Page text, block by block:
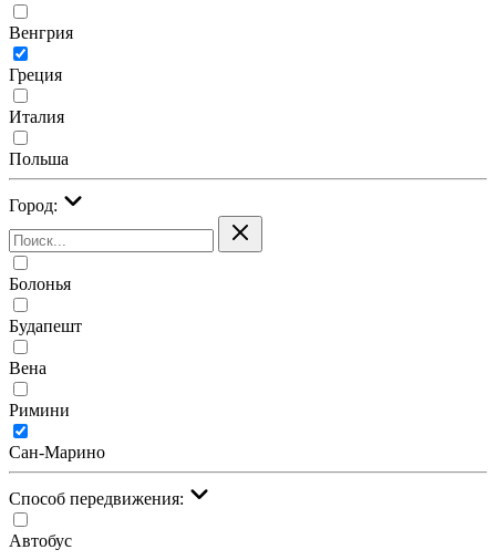
Венгрия
Греция
Италия
Польша
Город:
Болонья
Будапешт
Вена
Римини
Сан-Марино
Cпособ передвижения:
Автобус